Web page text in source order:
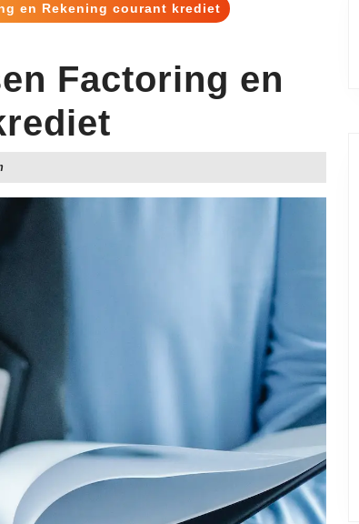
en Rekening courant krediet
Factoring en